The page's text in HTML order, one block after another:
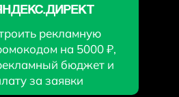
рекламную
на 5000 ₽,
бюджет и
за заявки